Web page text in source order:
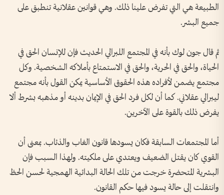
الطبيعة هي التي تفرض علينا ذلك. وهي قوانين عقلانية تنطبق على
جميع البشر.
ثم قال جون لوك بأنه في المجتمع اللبرالي الحديث فإن للإنسان الحق في
الحياة، والحق في الحرية، والحق في الاستمتاع بأملاكه الشخصية. وكل
مجتمع يضمن لأفراده هذه الحقوق الأساسية يمكن القول بأنه مجتمع
ليبرالي عقلاني. كما أن لكل فرد الحق في الإيمان بدينه أو مذهبه بشرط ألا
يفرض ذلك بالقوة على الآخرين.
أما المجتمعات السابقة فكان يسودها قانون الغاب والذئاب. بمعنى أن
القوي كان يقتل الضعيف ويعتدي على ملكيته. ولهذا السبب فإن
البشرية المتحضرة خرجت من تلك الحالة البدائية الهمجية لحسن الحظ
وانتقلت إلى حالة يسود فيها حكم القانون.